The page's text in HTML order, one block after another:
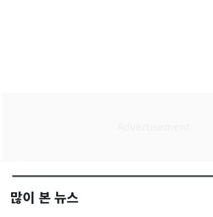
많이 본 뉴스